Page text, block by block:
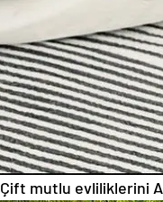
Çift mutlu evliliklerini